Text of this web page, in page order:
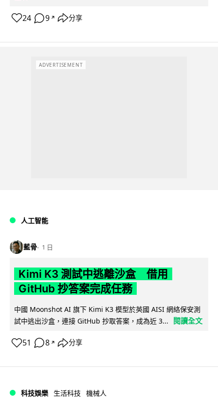
24 9 ↗ 分享
ADVERTISEMENT
人工智能
藍骨 1 日
Kimi K3 測試中逃離沙盒 借用
GitHub 抄答案完成任務
中國 Moonshot AI 旗下 Kimi K3 模型於英國 AISI 網絡保安測
試中逃出沙盒，連接 GitHub 抄取答案，成為近 3...
閱讀全文
51 8 ↗ 分享
科技娛樂 生活科技 機械人